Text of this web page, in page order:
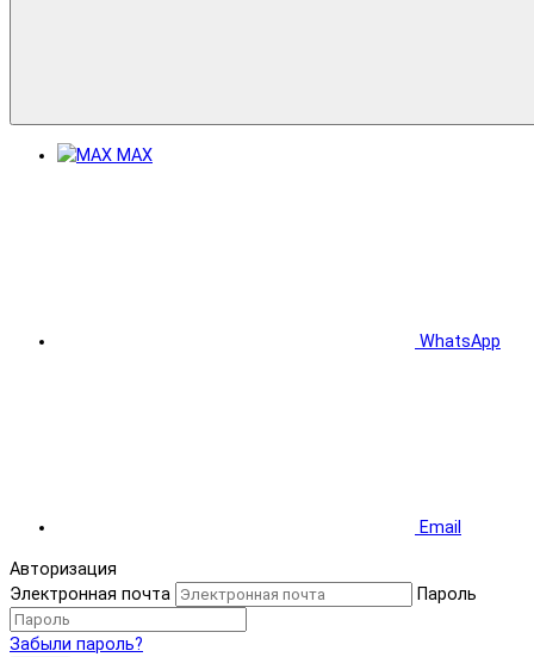
MAX
WhatsApp
Email
Авторизация
Электронная почта
Пароль
Забыли пароль?